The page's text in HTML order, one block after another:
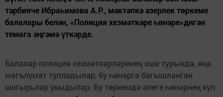
тәрбияче Ибраһимова А.Р., мәктәпкә әзерлек төркеме
балалары белән, «Полиция хезмәткәре һөнәре»дигән
темага әңгәмә үткәрде.
Балалар полиция хезмәткәрләренең эше турында, яңа
мәгълүмат тупладылар, бу һөнәргә багышланган
шигырьләр укыдылар. Бу төркемдә әлеге һөнәрнең күп